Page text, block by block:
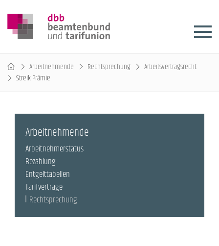
Arbeitnehmende Rechtsprechung
Arbeitsvertragsrecht
Streik Prämie
Arbeitnehmende
Arbeitnehmerstatus
Bezahlung
Entgelttabellen
Tarifverträge
Rechtsprechung